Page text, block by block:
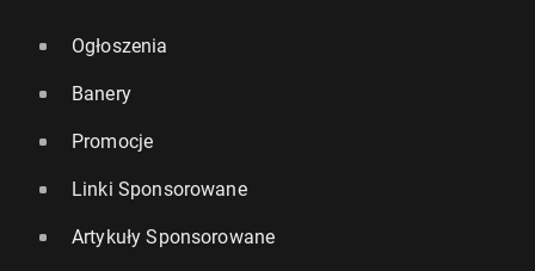
Ogłoszenia
Banery
Promocje
Linki Sponsorowane
Artykuły Sponsorowane